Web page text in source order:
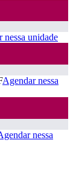
nessa unidade
Agendar nessa
nessa